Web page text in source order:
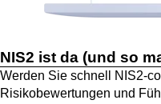
NIS2 ist da (und so
Werden Sie schnell NIS2-
Risikobewertungen und